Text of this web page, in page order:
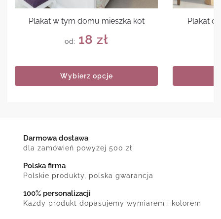
Plakat w tym domu mieszka kot
od: 18 zł
Wybierz opcje
Plakat
Darmowa dostawa
dla zamówień powyżej 500 zł
Polska firma
Polskie produkty, polska gwarancja
100% personalizacji
Każdy produkt dopasujemy wymiarem i kolorem